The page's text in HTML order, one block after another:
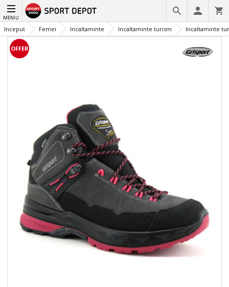
MENIU
Inceput Femei Incaltaminte Incaltaminte turism Incaltaminte
OFFER